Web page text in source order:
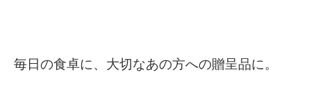
毎日の食卓に、大切なあの方への贈呈品に。